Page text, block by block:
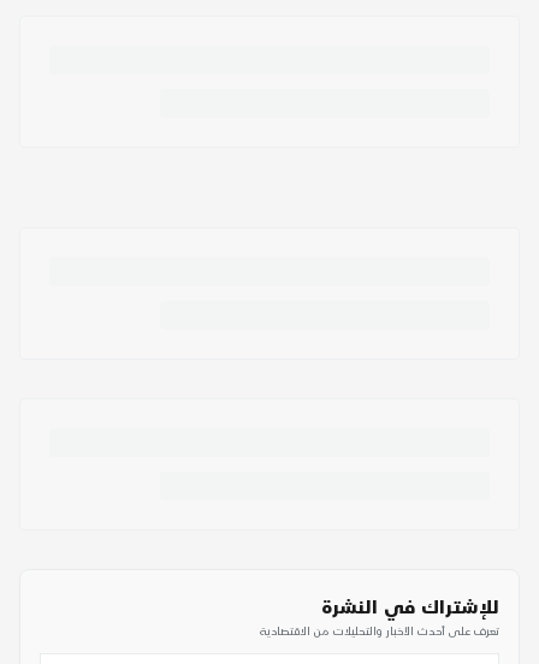
للإشتراك في النشرة
تعرف على أحدث الأخبار والتحليلات من الاقتصادية